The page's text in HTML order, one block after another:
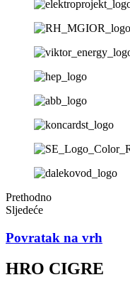
Prethodno
Sljedeće
Povratak na vrh
HRO CIGRE